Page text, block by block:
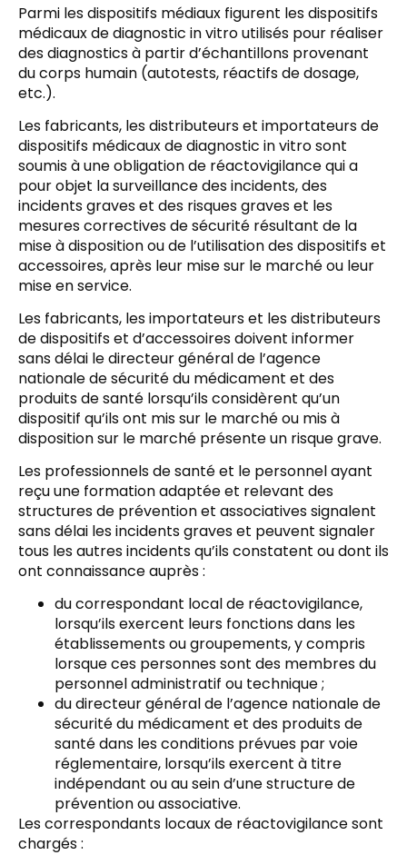
Parmi les dispositifs médiaux figurent les dispositifs
médicaux de diagnostic in vitro utilisés pour réaliser
des diagnostics à partir d’échantillons provenant
du corps humain (autotests, réactifs de dosage,
etc.).
Les fabricants, les distributeurs et importateurs de
dispositifs médicaux de diagnostic in vitro sont
soumis à une obligation de réactovigilance qui a
pour objet la surveillance des incidents, des
incidents graves et des risques graves et les
mesures correctives de sécurité résultant de la
mise à disposition ou de l’utilisation des dispositifs et
accessoires, après leur mise sur le marché ou leur
mise en service.
Les fabricants, les importateurs et les distributeurs
de dispositifs et d’accessoires doivent informer
sans délai le directeur général de l’agence
nationale de sécurité du médicament et des
produits de santé lorsqu’ils considèrent qu’un
dispositif qu’ils ont mis sur le marché ou mis à
disposition sur le marché présente un risque grave.
Les professionnels de santé et le personnel ayant
reçu une formation adaptée et relevant des
structures de prévention et associatives signalent
sans délai les incidents graves et peuvent signaler
tous les autres incidents qu’ils constatent ou dont ils
ont connaissance auprès :
du correspondant local de réactovigilance,
lorsqu’ils exercent leurs fonctions dans les
établissements ou groupements, y compris
lorsque ces personnes sont des membres du
personnel administratif ou technique ;
du directeur général de l’agence nationale de
sécurité du médicament et des produits de
santé dans les conditions prévues par voie
réglementaire, lorsqu’ils exercent à titre
indépendant ou au sein d’une structure de
prévention ou associative.
Les correspondants locaux de réactovigilance sont
chargés :